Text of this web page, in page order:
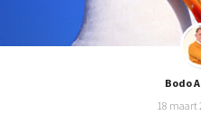
Bodo
18 maart